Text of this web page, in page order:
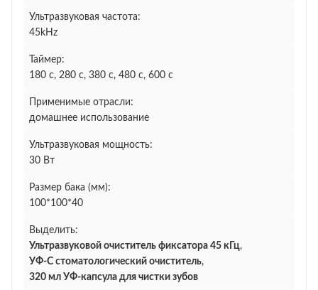
Ультразвуковая частота:
45kHz
Таймер:
180 с, 280 с, 380 с, 480 с, 600 с
Применимые отрасли:
домашнее использование
Ультразвуковая мощность:
30 Вт
Размер бака (мм):
100*100*40
Выделить:
Ультразвуковой очиститель фиксатора 45 кГц,
УФ-C стоматологический очиститель,
320 мл УФ-капсула для чистки зубов